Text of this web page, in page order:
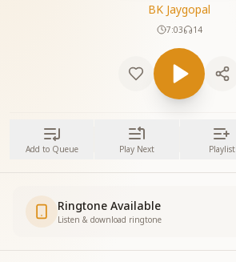
BK Jaygopal
7:03 14
Add to Queue Play Next Playlist
Ringtone Available
Listen & download ringtone